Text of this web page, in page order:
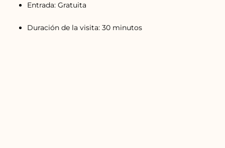
Entrada: Gratuita
Duración de la visita: 30 minutos